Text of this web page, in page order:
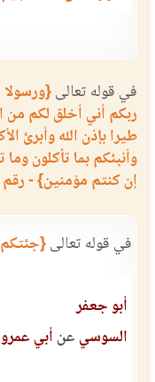
في قوله تعالى{ورسولا
ربكم أني أخلق لكم من
طيرا بإذن الله وأبرئ
وأنبئكم بما تأكلون
إن كنتم مؤمنين} - رقم
في قوله تعالى
أبو جعفر
السوسي عن أبي عمرو